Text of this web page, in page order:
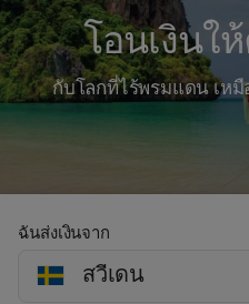
โอนเงิน
กับโลกที่ไร้พรมแดน เห
ฉันส่งเงินจาก
สวีเดน